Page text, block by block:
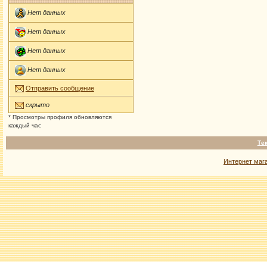
Нет данных
Нет данных
Нет данных
Нет данных
Отправить сообщение
скрыто
* Просмотры профиля обновляются
каждый час
Интернет